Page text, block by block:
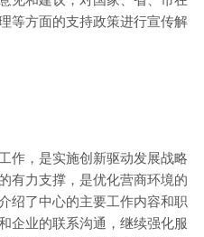
等方面的支持政策进行宣传解
作，是实施创新驱动发展战略
有力支撑，是优化营商环境的
绍了中心的主要工作内容和职
企业的联系沟通，继续强化服